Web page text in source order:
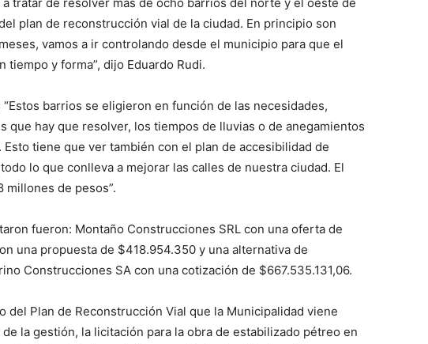
tratar de resolver más de ocho barrios del norte y el oeste de
plan de reconstrucción vial de la ciudad. En principio son
vamos a ir controlando desde el municipio para que el
tiempo y forma”, dijo Eduardo Rudi.
barrios se eligieron en función de las necesidades,
que hay que resolver, los tiempos de lluvias o de anegamientos
tiene que ver también con el plan de accesibilidad de
lo que conlleva a mejorar las calles de nuestra ciudad. El
de pesos”.
fueron: Montaño Construcciones SRL con una oferta de
una propuesta de $418.954.350 y una alternativa de
Construcciones SA con una cotización de $667.535.131,06.
del Plan de Reconstrucción Vial que la Municipalidad viene
la gestión, la licitación para la obra de estabilizado pétreo en